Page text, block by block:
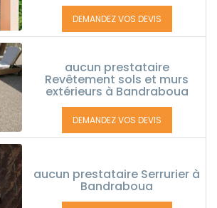
DEMANDEZ VOS DEVIS
aucun prestataire
Revêtement sols et murs
extérieurs à Bandraboua
DEMANDEZ VOS DEVIS
aucun prestataire Serrurier à
Bandraboua